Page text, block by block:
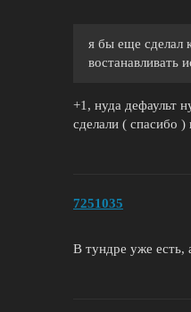
я бы еще сделал
востанавливать
+1, нуда дефаульт
сделали ( спасибо
7251035
В тундре уже есть,